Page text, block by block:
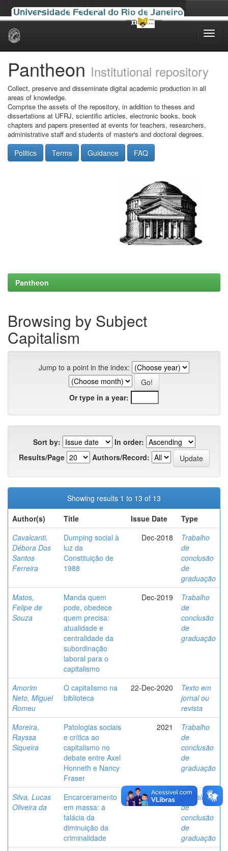
Skip
Pantheon Institutional repository
Collect, preserve and disseminate digital academic production in all
areas of knowledge.
Comprise the assets of the repository, in addition to theses and
dissertations at UFRJ, scientific articles, electronic books, book
chapters and papers presented at events for teachers, researchers,
administrative staff and students of master's and doctoral degrees.
Politics Terms Guidance FAQ
Pantheon
Browsing by Subject
Capitalism
Jump to a point in the index:
Or type in a year:
Sort by:
In order:
Results/Page
Authors/Record:
Showing results 1 to 13 of 13
Author(s)
Title Issue Date
Type
Cavalcanti,
Débora Dos
Santos
Ferreira
Dumping social à
luz da
Constituição de
1988
Dec-2018
Trabalho
de
conclusão
de
graduação
Matos,
Felipe de
Souza
Manda quem
pode, obedece
quem precisa:
atualidade e
centralidade da
subordinação
laboral para o
capitalismo
Dec-2019
Trabalho
de
conclusão
de
graduação
Amorim
Neto, Miguel
Romeu
O capitalismo na
biblioteca
22-Dec-2020
Texto em
jornal ou
revista
Moreira,
Rayssa
Siqueira
Patologias sociais
e crítica ao
capitalismo no
debate entre Axel
Honneth e Nancy
Fraser
2021
Trabalho
de
conclusão
de
graduação
Silva, Lucas
Oliveira da
Encarceramento
em massa: a
falácia da
diminuição da
criminalidade
2022
Trabalho
de
conclusão
de
graduação